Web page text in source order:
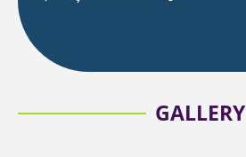
GALLERY